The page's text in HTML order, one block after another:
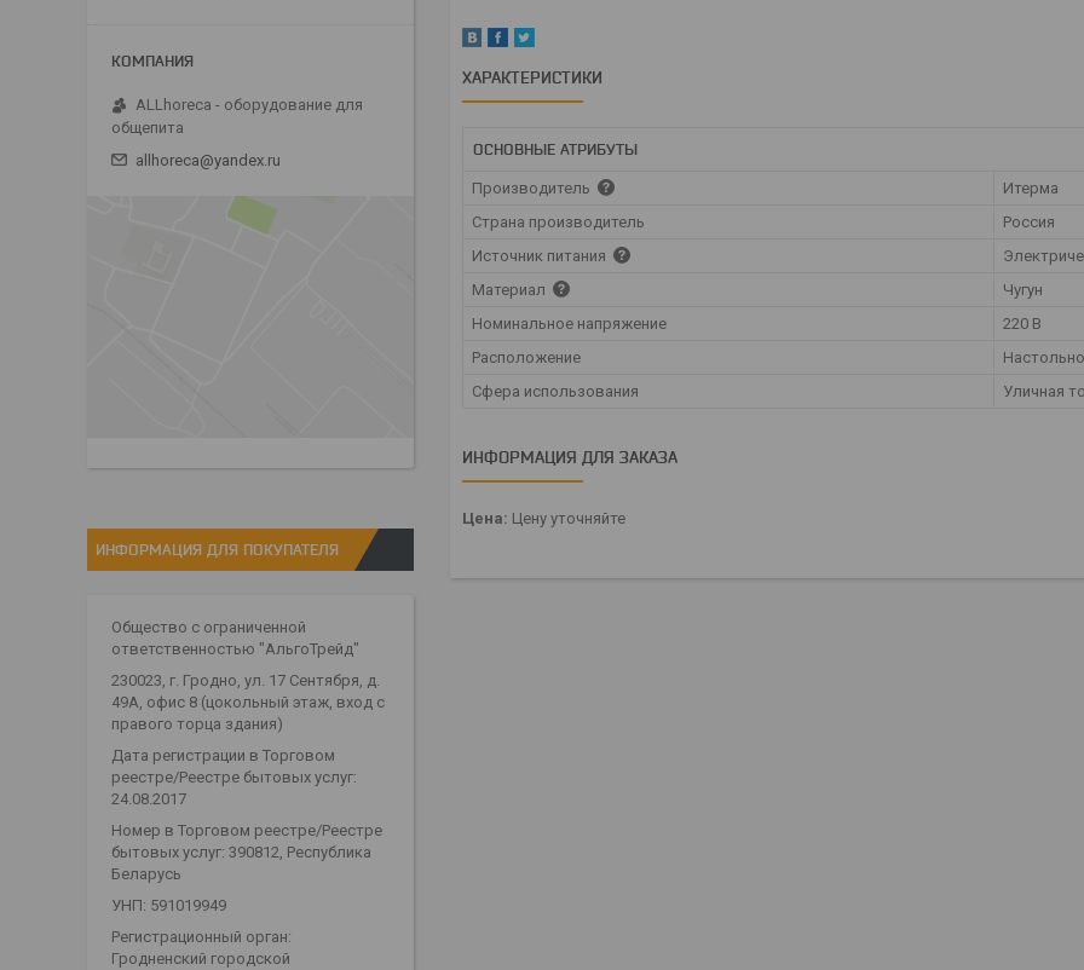
ХАРАКТЕРИСТИКИ
ОСНОВНЫЕ АТРИБУТЫ
Производитель
Итерма
Страна производитель
Россия
Источник питания
Материал
Чугун
Номинальное напряжение
220 В
Расположение
Сфера использования
Уличная
ИНФОРМАЦИЯ ДЛЯ ЗАКАЗА
Цена: Цену уточняйте
ALLhoreca - оборудование для
общепита
allhoreca@yandex.ru
ИНФОРМАЦИЯ ДЛЯ ПОКУПАТЕЛЯ
Общество с ограниченной
ответственностью "АльгоТрейд"
230023, г. Гродно, ул. 17 Сентября, д.
49А, офис 8 (цокольный этаж, вход с
правого торца здания)
Дата регистрации в Торговом
реестре/Реестре бытовых услуг:
24.08.2017
Номер в Торговом реестре/Реестре
бытовых услуг: 390812, Республика
Беларусь
УНП: 591019949
Регистрационный орган:
Гродненский городской